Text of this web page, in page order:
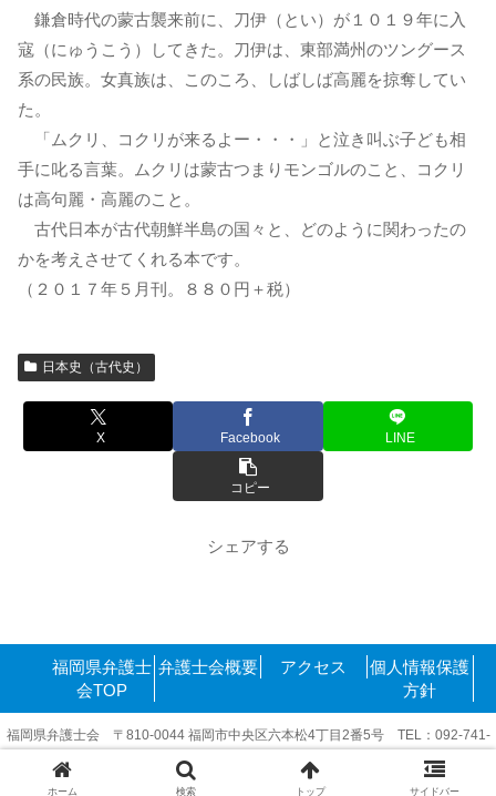
鎌倉時代の蒙古襲来前に、刀伊（とい）が１０１９年に入
寇（にゅうこう）してきた。刀伊は、東部満州のツングース
系の民族。女真族は、このころ、しばしば高麗を掠奪してい
た。
「ムクリ、コクリが来るよー・・・」と泣き叫ぶ子ども相
手に叱る言葉。ムクリは蒙古つまりモンゴルのこと、コクリ
は高句麗・高麗のこと。
古代日本が古代朝鮮半島の国々と、どのように関わったの
かを考えさせてくれる本です。
（２０１７年５月刊。８８０円＋税）
日本史（古代史）
X Facebook LINE
コピー
シェアする
福岡県弁護士
会TOP
弁護士会概要 アクセス
個人情報保護
方針
福岡県弁護士会 〒810-0044 福岡市中央区六本松4丁目2番5号 TEL：092-741-
Copyright©2011-2025 FukuokakenBengoshikai. All rights reserved.
ホーム 検索 トップ サイドバー